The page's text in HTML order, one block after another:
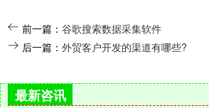
前一篇： 谷歌搜索数据采集软件
后一篇： 外贸客户开发的渠道有哪些?
最新咨讯